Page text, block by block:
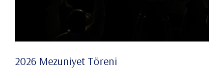
2026 Mezuniyet Töreni